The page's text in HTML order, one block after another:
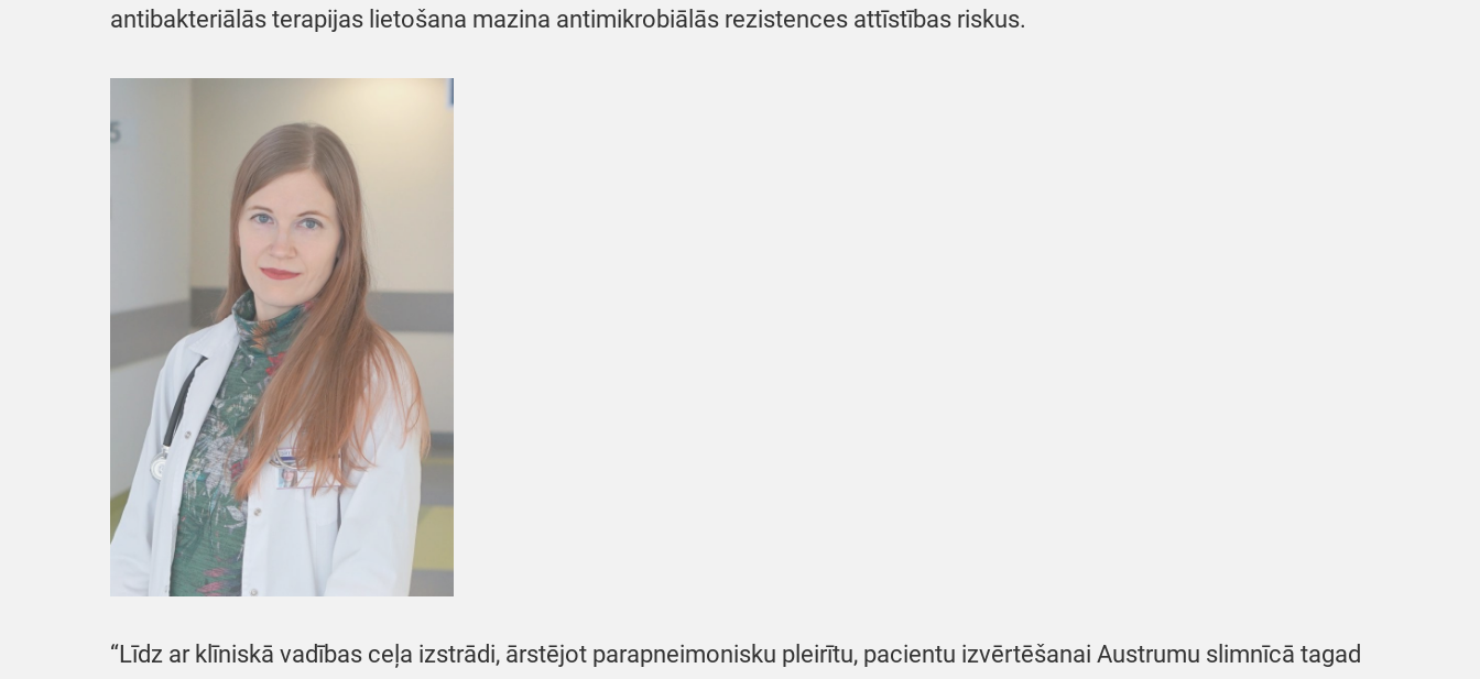
antibakteriālās terapijas lietošana mazina antimikrobiālās rezistences attīstības riskus.
“Līdz ar klīniskā vadības ceļa izstrādi, ārstējot parapneimonisku pleirītu, pacientu izvērtēšanai Austrumu slimnīcā tagad